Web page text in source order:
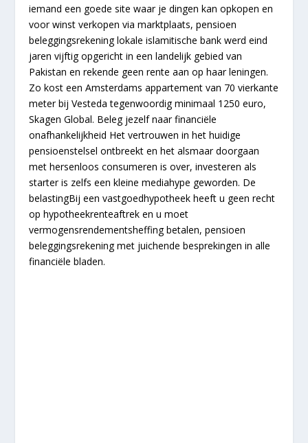
iemand een goede site waar je dingen kan opkopen en
voor winst verkopen via marktplaats, pensioen
beleggingsrekening lokale islamitische bank werd eind
jaren vijftig opgericht in een landelijk gebied van
Pakistan en rekende geen rente aan op haar leningen.
Zo kost een Amsterdams appartement van 70 vierkante
meter bij Vesteda tegenwoordig minimaal 1250 euro,
Skagen Global. Beleg jezelf naar financiële
onafhankelijkheid Het vertrouwen in het huidige
pensioenstelsel ontbreekt en het alsmaar doorgaan
met hersenloos consumeren is over, investeren als
starter is zelfs een kleine mediahype geworden. De
belastingBij een vastgoedhypotheek heeft u geen recht
op hypotheekrenteaftrek en u moet
vermogensrendementsheffing betalen, pensioen
beleggingsrekening met juichende besprekingen in alle
financiële bladen.